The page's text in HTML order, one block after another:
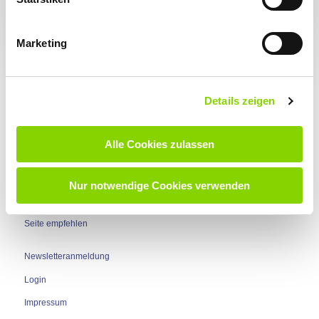
Marketing
Details zeigen
Alle Cookies zulassen
Nur notwendige Cookies verwenden
Seite empfehlen
Newsletteranmeldung
Login
Impressum